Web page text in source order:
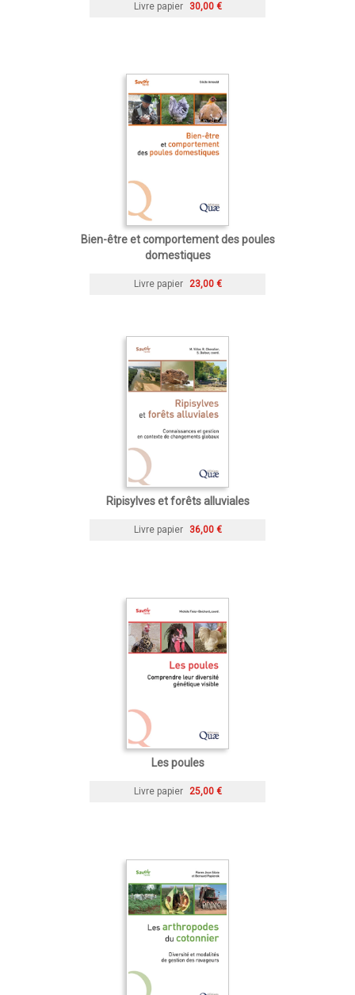
Livre papier 30,00 €
Bien-être et comportement des poules
domestiques
Livre papier 23,00 €
Ripisylves et forêts alluviales
Livre papier 36,00 €
Les poules
Livre papier 25,00 €